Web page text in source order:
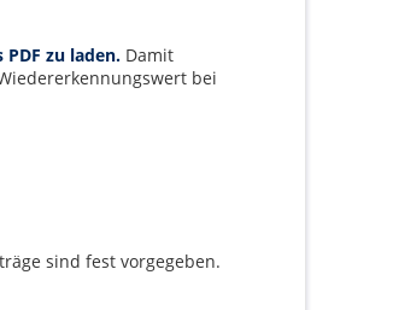
zu laden. Damit
bei
sind fest vorgegeben.